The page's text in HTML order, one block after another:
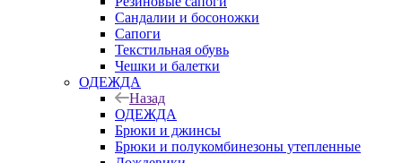
Сандалии и босоножки
Сапоги
Текстильная обувь
Чешки и балетки
ОДЕЖДА
Назад
ОДЕЖДА
Брюки и джинсы
Брюки и полукомбинезоны утепленные